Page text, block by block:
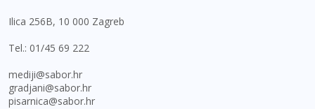
Ilica 256B, 10 000 Zagreb
Tel.: 01/45 69 222
mediji@sabor.hr
gradjani@sabor.hr
pisarnica@sabor.hr